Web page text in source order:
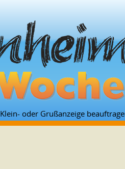
Zum
Inhalt
Klein- oder Grußanzeige